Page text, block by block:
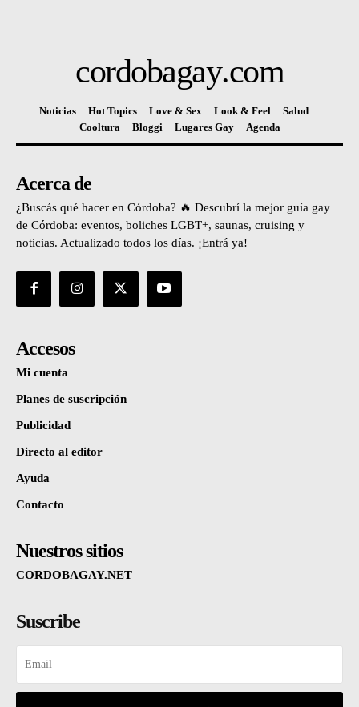
cordobagay.com
Noticias Hot Topics Love & Sex Look & Feel
Salud
Cooltura
Bloggi Lugares Gay Agenda
Acerca de
¿Buscás qué hacer en Córdoba? 🔥 Descubrí la mejor guía gay
de Córdoba: eventos, boliches LGBT+, saunas, cruising y
noticias. Actualizado todos los días. ¡Entrá ya!
Accesos
Mi cuenta
Planes de suscripción
Publicidad
Directo al editor
Ayuda
Contacto
Nuestros sitios
CORDOBAGAY.NET
Suscribe